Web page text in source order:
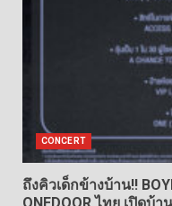
CONCERT
ถึงคิวเด็กข้างบ้าน!!